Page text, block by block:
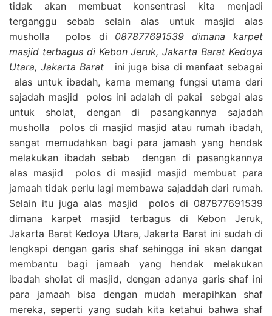
tidak akan membuat konsentrasi kita menjadi
terganggu sebab selain alas untuk masjid alas
musholla polos di 087877691539 dimana karpet
masjid terbagus di Kebon Jeruk, Jakarta Barat Kedoya
Utara, Jakarta Barat
ini juga bisa di manfaat sebagai
alas untuk ibadah, karna memang fungsi utama dari
sajadah masjid polos ini adalah di pakai sebgai alas
untuk sholat, dengan di pasangkannya sajadah
musholla polos di masjid masjid atau rumah ibadah,
sangat memudahkan bagi para jamaah yang hendak
melakukan ibadah sebab dengan di pasangkannya
alas masjid polos di masjid masjid membuat para
jamaah tidak perlu lagi membawa sajaddah dari rumah.
Selain itu juga alas masjid polos di 087877691539
dimana karpet masjid terbagus di Kebon Jeruk,
Jakarta Barat Kedoya Utara, Jakarta Barat ini sudah di
lengkapi dengan garis shaf sehingga ini akan dangat
membantu bagi jamaah yang hendak melakukan
ibadah sholat di masjid, dengan adanya garis shaf ini
para jamaah bisa dengan mudah merapihkan shaf
mereka, seperti yang sudah kita ketahui bahwa shaf